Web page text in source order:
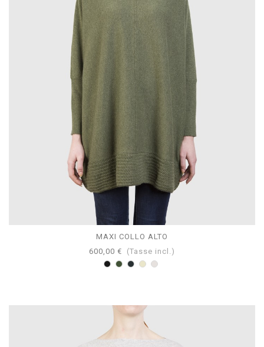
MAXI COLLO ALTO
600,00 €
(Tasse incl.)
NeroLodenAntracite
Tortora
Perla